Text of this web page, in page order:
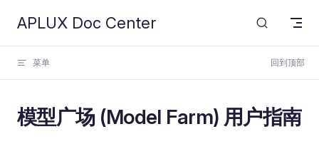
Skip to content
APLUX Doc Center
菜单 回到顶部
模型广场 (Model Farm) 用户指南